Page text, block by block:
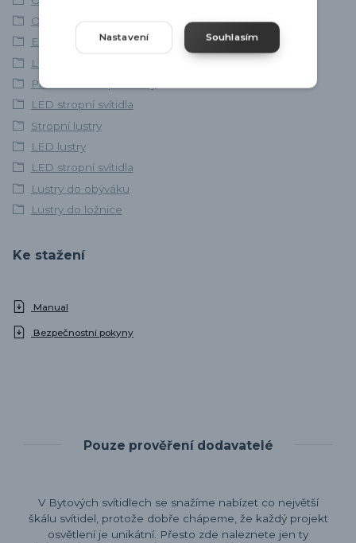
Osvětlení ložnice
EGLO
LED lustry
Přisazené stropní lustry
LED stropní svítidla
Stropní lustry
LED lustry
LED stropní svítidla
Lustry do obýváku
Lustry do ložnice
Ke stažení
Manual
Bezpečnostní pokyny
Pouze prověření dodavatelé
V Bytových svítidlech se snažíme nabízet co největší
škálu svítidel, protože dobře chápeme, že každý projekt
osvětlení je unikátní. Přesto zde naleznete jen ty
Nastavení Souhlasím